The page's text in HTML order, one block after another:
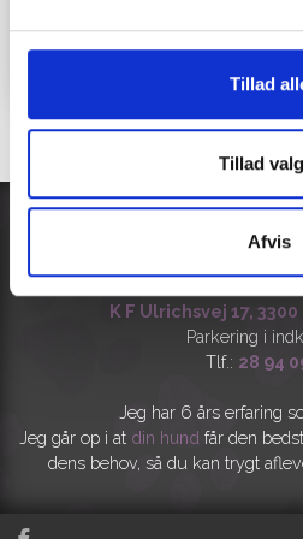
Tillad
Tillad
Afvis
K F Ulrichsvej 17,
Parkering i
Tlf.: 28 94
Jeg har 6 års erfaring
​Jeg går op i atdin hund får den
dens behov, så du kan trygt